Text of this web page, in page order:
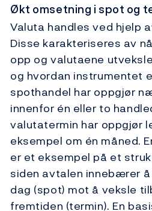
Økt omsetning i spot og
Valuta handles ved hjelp
Disse karakteriseres av
opp og valutaene
og hvordan instrumentet
spothandel har oppgjør
innenfor én eller to
valutatermin har oppgjør
eksempel om én måned.
er et eksempel på et
siden avtalen innebærer
dag (spot) mot å veksle
fremtiden (termin). En